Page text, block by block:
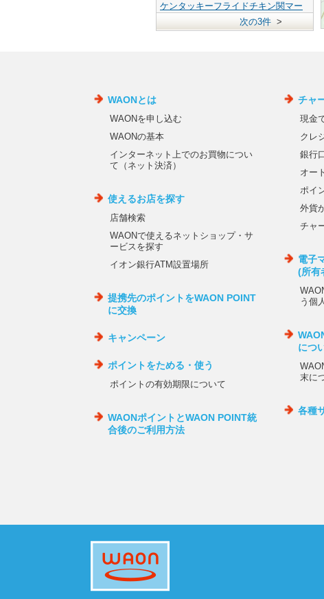
ケンタッキーフライドチキン関マー
岐阜県関市倉知５１６
チュチュアンナ関マーゴ店
岐阜県関市倉知５１６
鳥貴族 関マーゴ店
スシロー 関マーゴ店
ニトリ マーゴ関店
岐阜県関市倉知８１７
ドン・キホーテ 関マーゴ店
次の3件 >